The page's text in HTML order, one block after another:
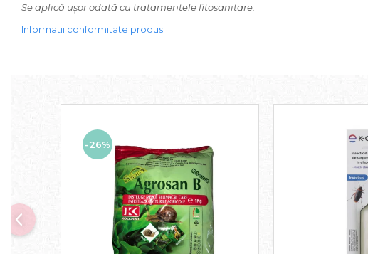
Se aplică uşor odată cu tratamentele fitosanitare.
Informatii conformitate produs
-26%